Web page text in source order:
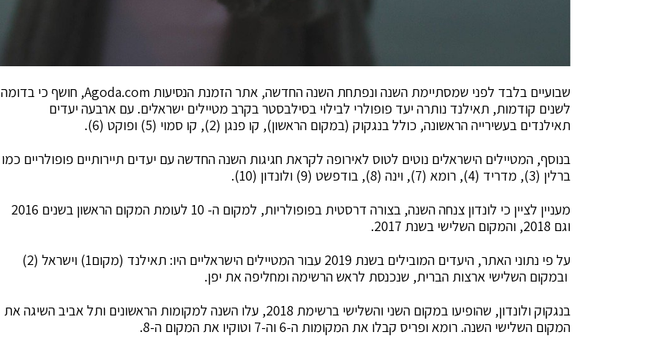
שבועיים בלבד לפני שמסתיימת השנה ונפתחת השנה החדשה, אתר הזמנת הנסיעות Agoda.com, חושף כי בדומה
לשנים קודמות, תאילנד נותרה יעד פופולרי לבילוי בסילבסטר בקרב מטיילים ישראלים. עם ארבעה יעדים
תאילנדים בעשירייה הראשונה, כולל בנגקוק (במקום הראשון), קו פנגן (2), קו סמוי (5) ופוקט (6).
בנוסף, המטיילים הישראלים נוטים לטוס לאירופה לקראת חגיגות השנה החדשה עם יעדים תיירותיים פופולריים כמו
ברלין (3), מדריד (4), רומא (7), וינה (8), בודפשט (9) ולונדון (10).
מעניין לציין כי לונדון צנחה השנה, בצורה דרסטית בפופולריות, למקום ה- 10 לעומת המקום הראשון בשנים 2016
וגם 2018, והמקום השלישי בשנת 2017.
על פי נתוני האתר, היעדים המובילים בשנת 2019 עבור המטיילים הישראליים היו: תאילנד (מקום1) וישראל (2)
ובמקום השלישי ארצות הברית, שנכנסת לראש הרשימה ומחליפה את יפן.
בנגקוק ולונדון, שהופיעו במקום השני והשלישי ברשימת 2018, עלו השנה למקומות הראשונים ותל אביב השיגה את
המקום השלישי השנה. רומא ופריס קבלו את המקומות ה-6 וה-7 וטוקיו את המקום ה-8.